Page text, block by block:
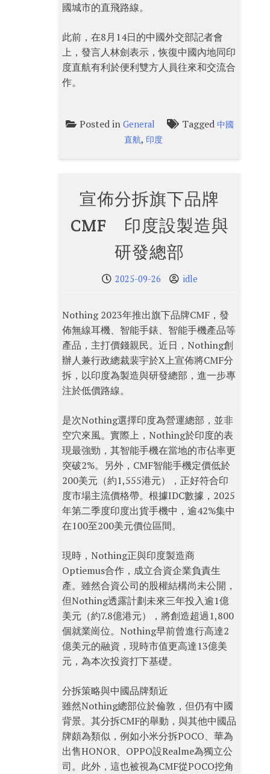
國城市的直飛路線。
此前，在8月14日的中國外交部記者會
上，發言人林劍表示，恢復中國內地同印
度直航有利於便利雙方人員往來和交流合
作。
Posted in General Tagged 中國
直航, 印度
宣佈分拆旗下品牌
CMF 印度設製造與
研發總部
2025-09-26 idle
Nothing 2023年推出旗下品牌CMF，發
佈無線耳機、智能手錶、智能手機產品等
產品，主打價錢親民。近日，Nothing創
辦人兼行政總裁裴宇於X上宣佈將CMF分
拆，以印度為製造與研發總部，進一步專
注於低價路線。
是次Nothing選擇印度為營運總部，並非
空穴來風。實際上，Nothing於印度的表
現最強勁，其智能手機在當地的市佔率更
突破2%。另外，CMF智能手機定價低於
200美元（約1,555港元），正好符合印
度市場主流價格帶。根據IDC數據，2025
年第二季度印度出貨手機中，逾42%集中
在100至200美元價位區間。
現時，Nothing正與印度製造商
Optiemus合作，成立合資企業負責生
產。雖然合資公司的股權結構尚未公開，
但Nothing透露計劃未來三年投入逾1億
美元（約7.8億港元），將創造超過1,800
個就業崗位。Nothing早前曾進行高達2
億美元的融資，現時市值更高達13億美
元，為本次投資打下基礎。
分拆策略與中國品牌類近
雖然Nothing總部位於倫敦，但仍有中國
背景。其分拆CMF的舉動，與其他中國品
牌頗為類似，例如小米分拆POCO、華為
出售HONOR、OPPO設Realme為獨立公
司。此外，這也被視為CMF從POCO挖角